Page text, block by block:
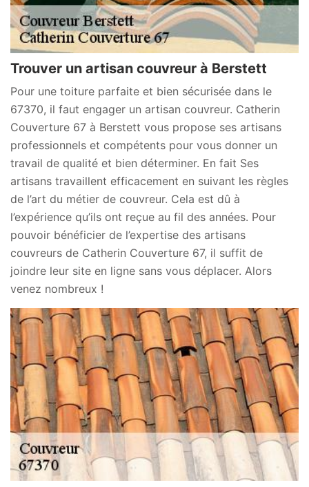
Trouver un artisan couvreur à Berstett
Pour une toiture parfaite et bien sécurisée dans le
67370, il faut engager un artisan couvreur. Catherin
Couverture 67 à Berstett vous propose ses artisans
professionnels et compétents pour vous donner un
travail de qualité et bien déterminer. En fait Ses
artisans travaillent efficacement en suivant les règles
de l’art du métier de couvreur. Cela est dû à
l’expérience qu’ils ont reçue au fil des années. Pour
pouvoir bénéficier de l’expertise des artisans
couvreurs de Catherin Couverture 67, il suffit de
joindre leur site en ligne sans vous déplacer. Alors
venez nombreux !